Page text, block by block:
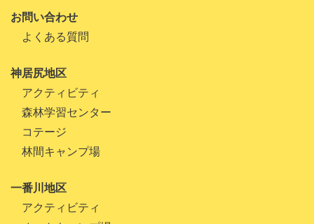
お問い合わせ
よくある質問
神居尻地区
アクティビティ
森林学習センター
コテージ
林間キャンプ場
一番川地区
アクティビティ